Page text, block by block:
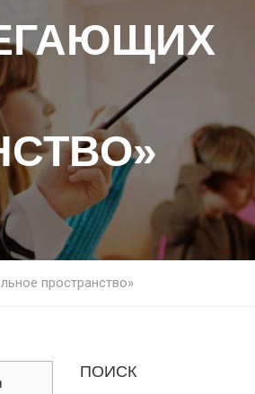
пространство»
ПОИСК